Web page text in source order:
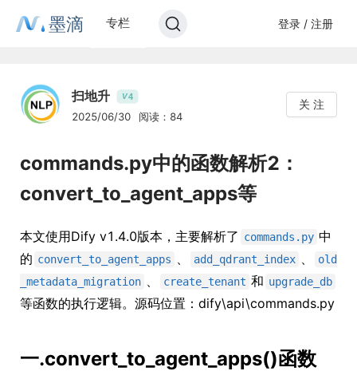
墨滴 专栏 登录 / 注册
扫地升 V4
2025/06/30 阅读：84
关 注
commands.py中的函数解析2：
convert_to_agent_apps等
本文使用Dify v1.4.0版本，主要解析了 commands.py 中
的 convert_to_agent_apps 、 add_qdrant_index 、
old
_metadata_migration 、 create_tenant 和 upgrade_db
等函数的执行逻辑。源码位置：dify\api\commands.py
一.convert_to_agent_apps()函数